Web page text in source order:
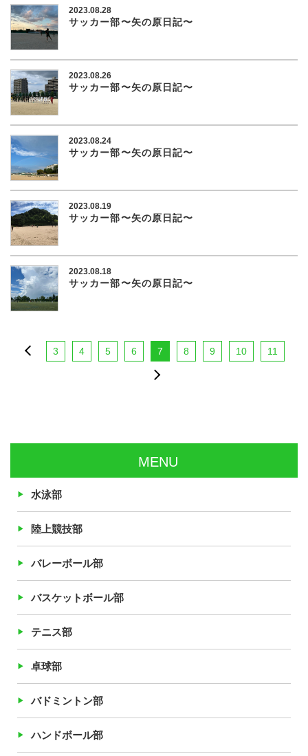
2023.08.28
サッカー部〜矢の原日記〜
2023.08.26
サッカー部〜矢の原日記〜
2023.08.24
サッカー部〜矢の原日記〜
2023.08.19
サッカー部〜矢の原日記〜
2023.08.18
サッカー部〜矢の原日記〜
3 4 5 6 7 8 9 10 11
MENU
水泳部
陸上競技部
バレーボール部
バスケットボール部
テニス部
卓球部
バドミントン部
ハンドボール部